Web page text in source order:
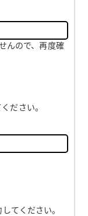
んので、再度確
ださい。
てください。